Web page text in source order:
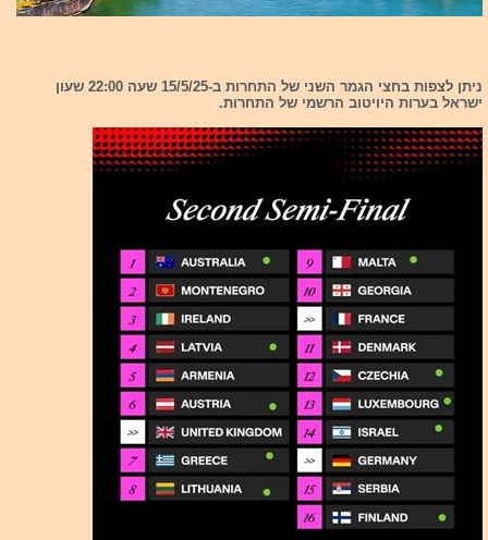
ניתן לצפות בחצי הגמר השני של התחרות ב-15/5/25 שעה 22:00 שעון
ישראל בערות היויטוב הרשמי של התחרות.